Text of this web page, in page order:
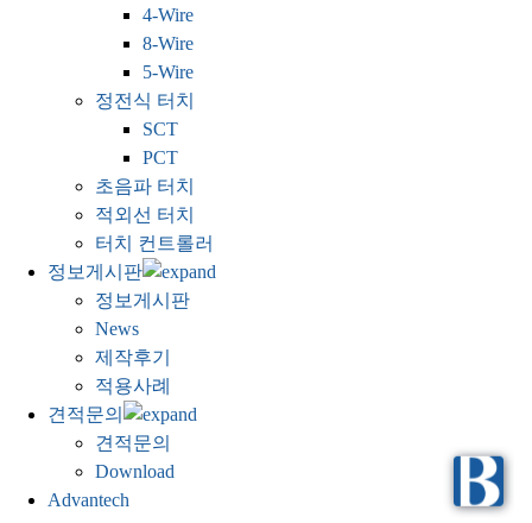
4-Wire
8-Wire
5-Wire
정전식 터치
SCT
PCT
초음파 터치
적외선 터치
터치 컨트롤러
정보게시판
정보게시판
News
제작후기
적용사례
견적문의
견적문의
Download
Advantech